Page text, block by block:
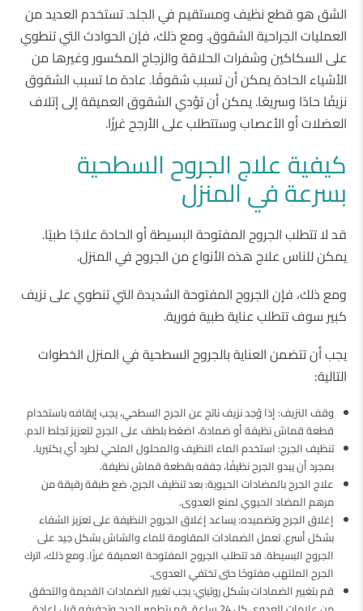
الشق هو قطع نظيف ومستقيم في الجلد. تستخدم العديد من
العمليات الجراحية الشقوق. ومع ذلك، فإن الحوادث التي تنطوي
على السكاكين وشفرات الحلاقة والزجاج المكسور وغيرها من
الأشياء الحادة يمكن أن تسبب شقوقًا. عادة ما تسبب الشقوق
نزيفًا حادًا وسريعًا. يمكن أن تؤدي الشقوق العميقة إلى إتلاف
العضلات أو الأعصاب وستتطلب على الأرجح غرزًا.
كيفية علاج الجروح السطحية
بسرعة في المنزل
قد لا تتطلب الجروح المفتوحة البسيطة أو الحادة علاجًا طبيًا.
يمكن للناس علاج هذه الأنواع من الجروح في المنزل.
ومع ذلك، فإن الجروح المفتوحة الشديدة التي تنطوي على نزيف
كبير سوف تتطلب عناية طبية فورية.
يجب أن تتضمن العناية بالجروح السطحية في المنزل الخطوات
التالية:
وقف النزيف: إذا وُجد نزيف ناتج عن الجرح السطحي، يجب إيقافه باستخدام
قطعة قماش نظيفة أو ضمادة، اضغط بلطف على الجرح لتعزيز تجلط الدم.
تنظيف الجرح: استخدم الماء النظيف والمحلول الملحي لطرد أي بكتيريا.
بمجرد أن يبدو الجرح نظيفًا، جففه بقطعة قماش نظيفة.
علاج الجرح بالمضادات الحيوية: بعد تنظيف الجرح، ضع طبقة رقيقة من
مرهم المضاد الحيوي لمنع العدوى.
إغلاق الجرح وتضميده: يساعد إغلاق الجروح النظيفة على تعزيز الشفاء
بشكل أسرع. تعمل الضمادات المقاومة للماء والشاش بشكل جيد على
الجروح البسيطة. قد تتطلب الجروح المفتوحة العميقة غرزًا. ومع ذلك، اترك
الجرح الملتهب مفتوحًا حتى تختفي العدوى.
قم بتغيير الضمادات بشكل روتيني: يجب تغيير الضمادات القديمة والتحقق